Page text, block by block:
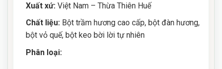
Xuất xứ: Việt Nam – Thừa Thiên Huế
Chất liệu: Bột trầm hương cao cấp, bột đàn hương,
bột vỏ quế, bột keo bời lời tự nhiên
Phân loại: